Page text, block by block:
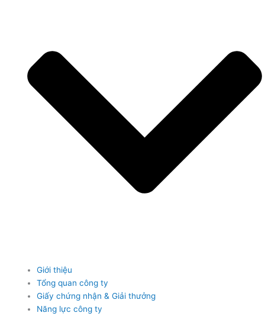
Giới thiệu
Tổng quan công ty
Giấy chứng nhận & Giải thưởng
Năng lực công ty